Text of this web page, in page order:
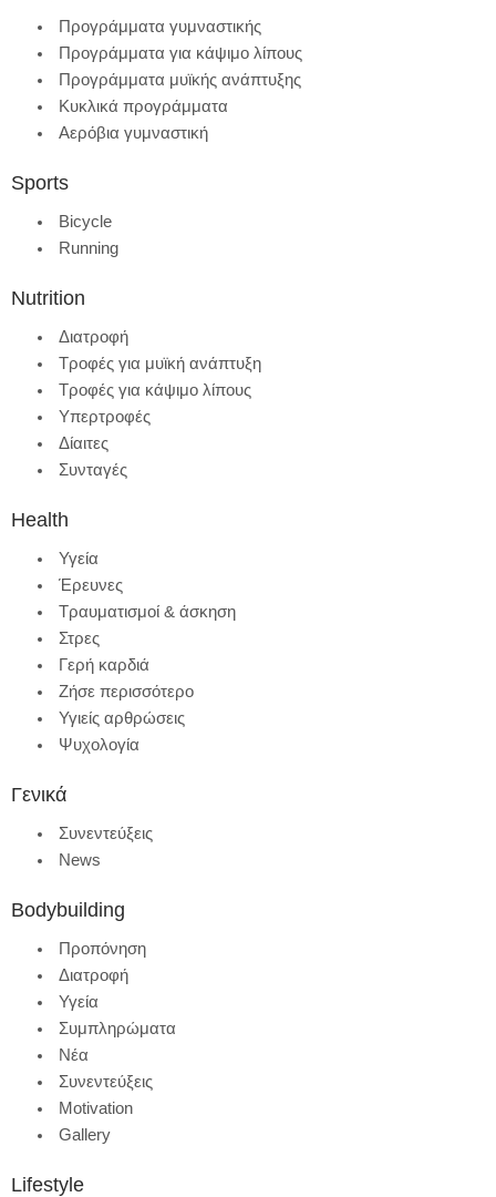
Προγράμματα γυμναστικής
Προγράμματα για κάψιμο λίπους
Προγράμματα μυϊκής ανάπτυξης
Κυκλικά προγράμματα
Αερόβια γυμναστική
Sports
Bicycle
Running
Nutrition
Διατροφή
Τροφές για μυϊκή ανάπτυξη
Τροφές για κάψιμο λίπους
Υπερτροφές
Δίαιτες
Συνταγές
Health
Υγεία
Έρευνες
Τραυματισμοί & άσκηση
Στρες
Γερή καρδιά
Ζήσε περισσότερο
Υγιείς αρθρώσεις
Ψυχολογία
Γενικά
Συνεντεύξεις
News
Bodybuilding
Προπόνηση
Διατροφή
Υγεία
Συμπληρώματα
Νέα
Συνεντεύξεις
Motivation
Gallery
Lifestyle